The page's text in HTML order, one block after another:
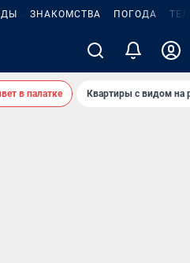
ЗНАКОМСТВА ПОГОДА
в палатке Квартиры с видом на